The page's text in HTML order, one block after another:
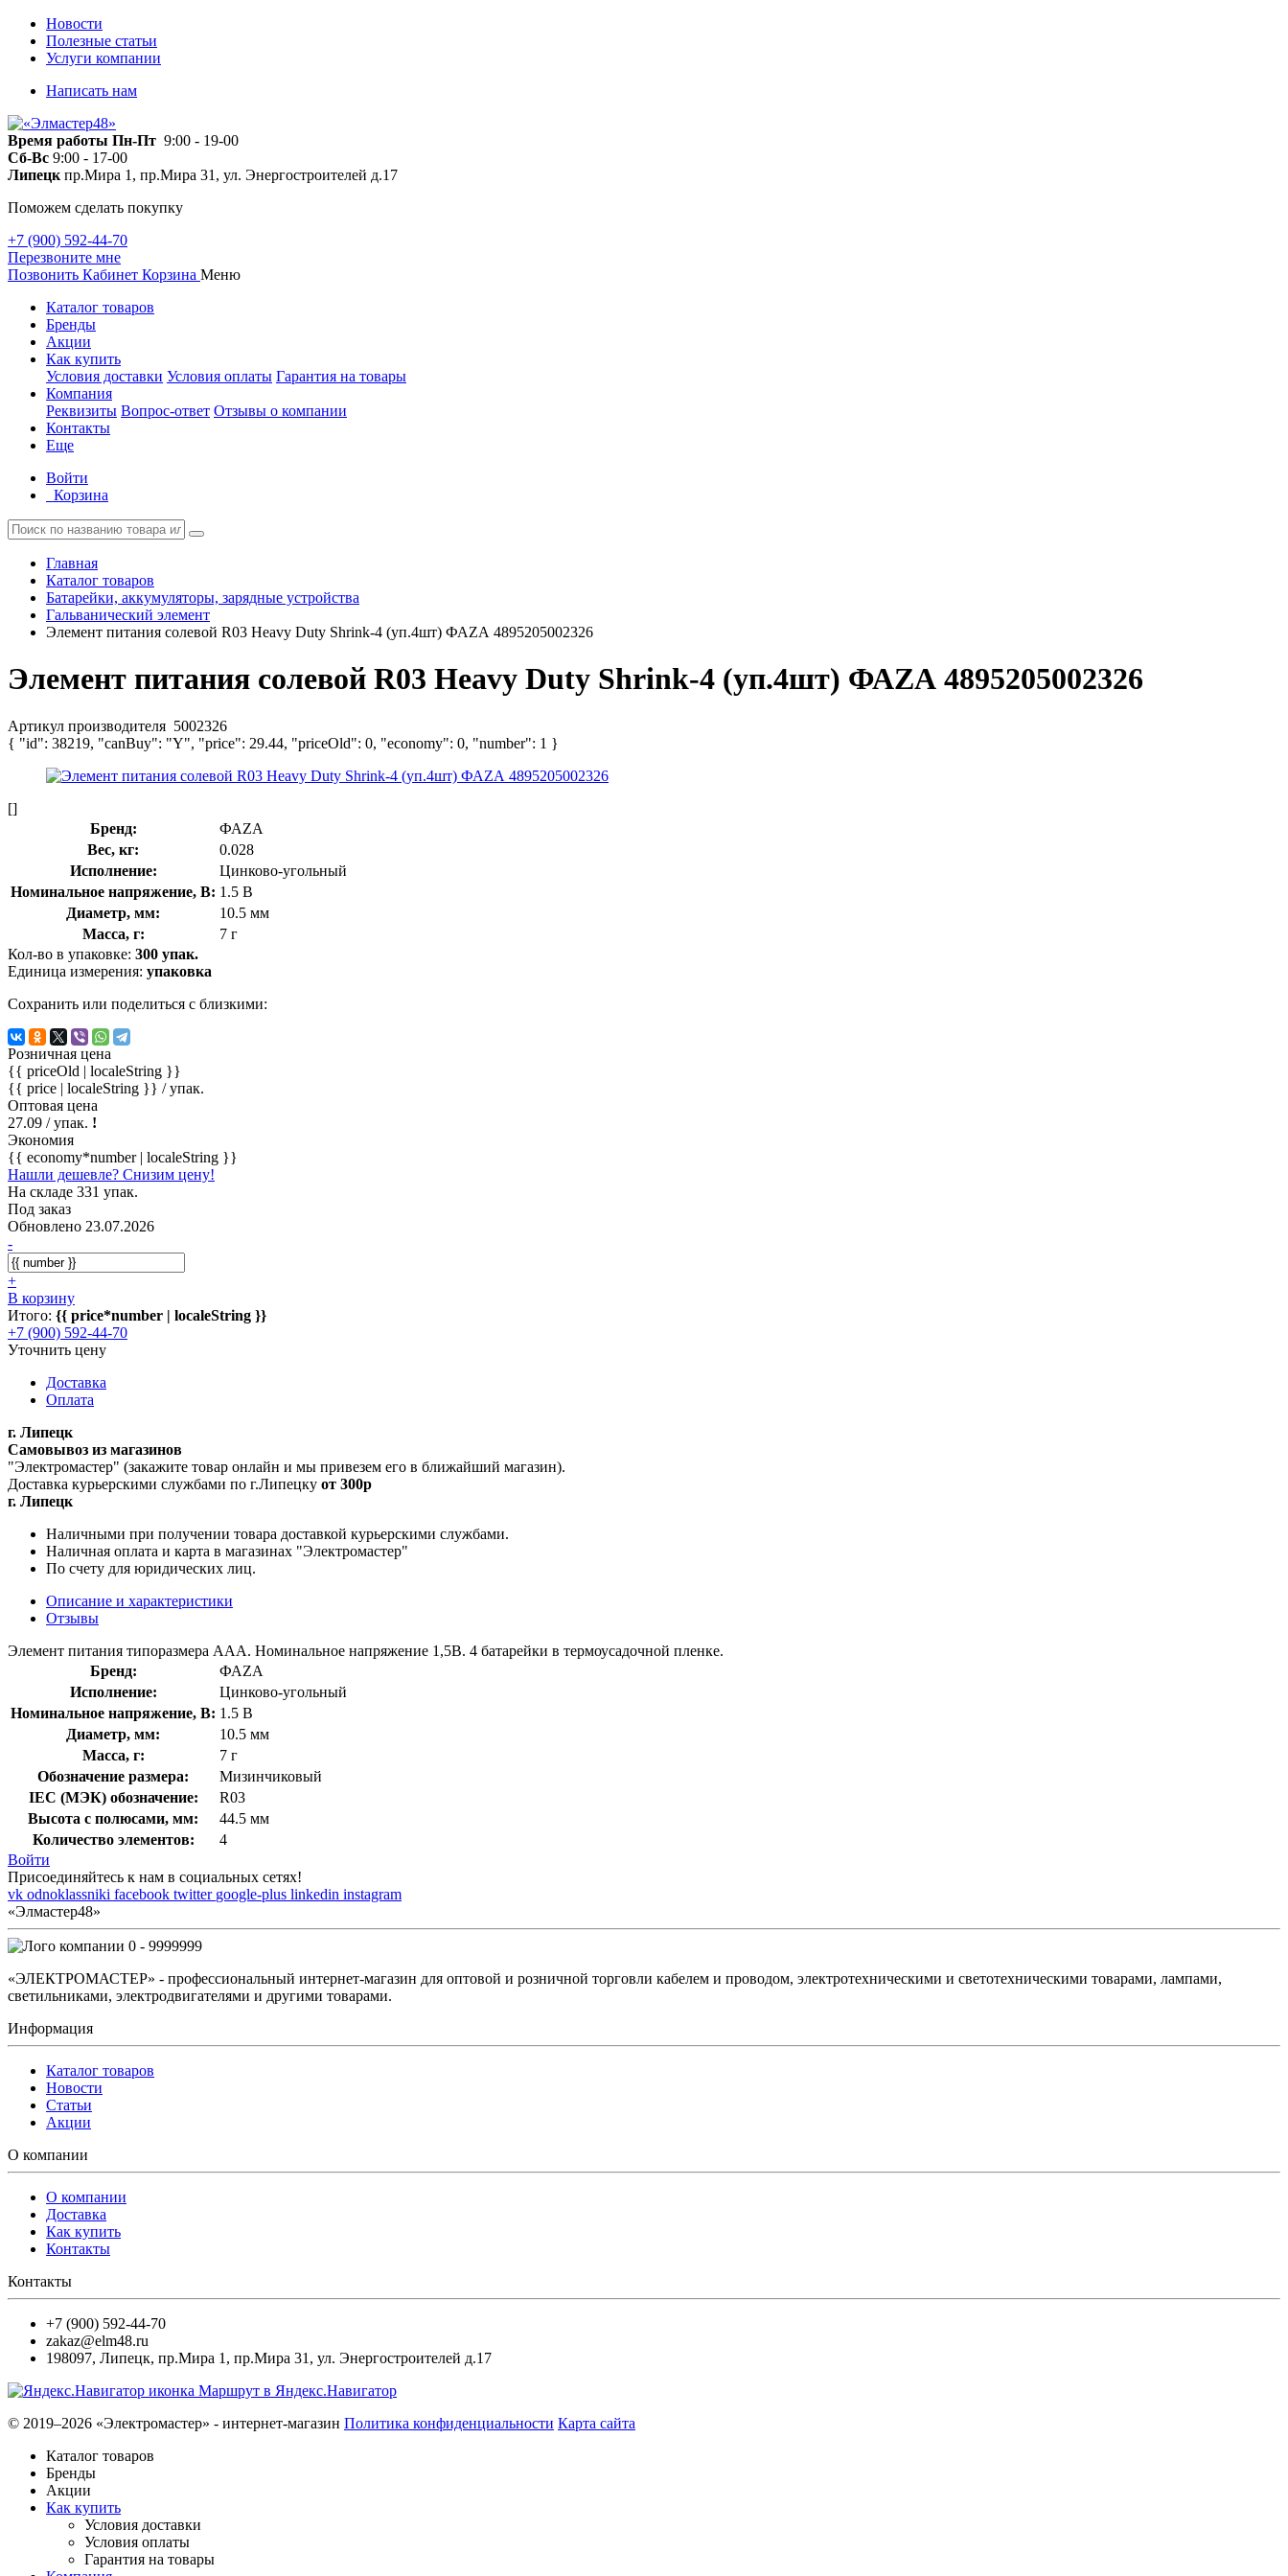
Новости
Полезные статьи
Услуги компании
Написать нам
Время работы Пн-Пт 9:00 - 19-00
Сб-Вс 9:00 - 17-00
Липецк пр.Мира 1, пр.Мира 31, ул. Энергостроителей д.17
Поможем сделать покупку
+7 (900) 592-44-70
Перезвоните мне
Позвонить Кабинет Корзина Меню
Каталог товаров
Бренды
Акции
Как купить
Условия доставки Условия оплаты Гарантия на товары
Компания
Реквизиты Вопрос-ответ Отзывы о компании
Контакты
Еще
Войти
Корзина
Главная
Каталог товаров
Батарейки, аккумуляторы, зарядные устройства
Гальванический элемент
Элемент питания солевой R03 Heavy Duty Shrink-4 (уп.4шт) ФАZА 4895205002326
Элемент питания солевой R03 Heavy Duty Shrink-4 (уп.4шт) ФАZА 4895205002326
Артикул производителя 5002326
{ "id": 38219, "canBuy": "Y", "price": 29.44, "priceOld": 0, "economy": 0, "number": 1 }
[]
Бренд:
ФАZА
Вес, кг:
0.028
Исполнение:
Цинково-угольный
Номинальное напряжение, В: 1.5 В
Диаметр, мм:
10.5 мм
Масса, г:
7 г
Кол-во в упаковке: 300 упак.
Единица измерения: упаковка
Сохранить или поделиться с близкими:
Розничная цена
{{ priceOld | localeString }}
{{ price | localeString }} / упак.
Оптовая цена
27.09 / упак. !
Экономия
{{ economy*number | localeString }}
Нашли дешевле? Снизим цену!
На складе 331 упак.
Под заказ
Обновлено 23.07.2026
-
+
В корзину
Итого: {{ price*number | localeString }}
+7 (900) 592-44-70
Уточнить цену
Доставка
Оплата
г. Липецк
Самовывоз из магазинов
"Электромастер" (закажите товар онлайн и мы привезем его в ближайший магазин).
Доставка курьерскими службами по г.Липецку от 300р
г. Липецк
Наличными при получении товара доставкой курьерскими службами.
Наличная оплата и карта в магазинах "Электромастер"
По счету для юридических лиц.
Описание и характеристики
Отзывы
Элемент питания типоразмера ААА. Номинальное напряжение 1,5В. 4 батарейки в термоусадочной пленке.
Бренд:
ФАZА
Исполнение:
Цинково-угольный
Номинальное напряжение, В: 1.5 В
Диаметр, мм:
10.5 мм
Масса, г:
7 г
Обозначение размера:
Мизинчиковый
IEC (МЭК) обозначение:
R03
Высота с полюсами, мм:
44.5 мм
Количество элементов:
4
Войти
Присоединяйтесь к нам в социальных сетях!
vk odnoklassniki facebook twitter google-plus linkedin instagram
«Элмастер48»
0 - 9999999
«ЭЛЕКТРОМАСТЕР» - профессиональный интернет-магазин для оптовой и розничной торговли кабелем и проводом, электротехническими и светотехническими товарами, лампами,
светильниками, электродвигателями и другими товарами.
Информация
Каталог товаров
Новости
Статьи
Акции
О компании
О компании
Доставка
Как купить
Контакты
Контакты
+7 (900) 592-44-70
zakaz@elm48.ru
198097, Липецк, пр.Мира 1, пр.Мира 31, ул. Энергостроителей д.17
Маршрут в Яндекс.Навигатор
© 2019–2026 «Электромастер» - интернет-магазин Политика конфиденциальности Карта сайта
Каталог товаров
Бренды
Акции
Как купить
Условия доставки
Условия оплаты
Гарантия на товары